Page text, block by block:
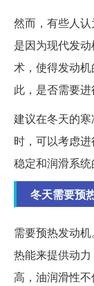
然而，有些人
是因为现代发
术，使得发动
此，是否需要进
建议在冬天的
时，可以考虑
稳定和润滑系统
冬天需要预
需要预热发动
热能来提供动
高，油润滑性不